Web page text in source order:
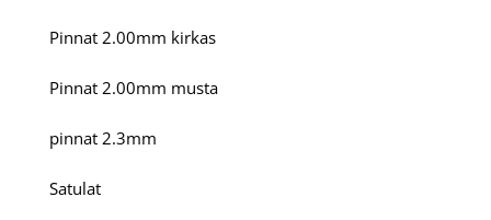
Pinnat 2.00mm kirkas
Pinnat 2.00mm musta
pinnat 2.3mm
Satulat